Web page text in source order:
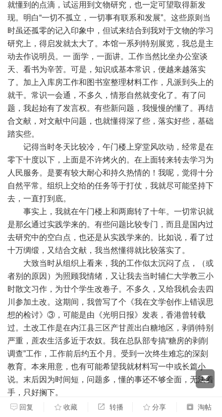
就懂到的点滴，试运用到文物研究，也一定可望取得新发
现。明白“一切不孤立，一切事有联系和发展”。这些原则当
时虽还孤零的记入印象中，但试来结合到我对于文物的学习
研究上，得启发就太大了。本馆一系列特别展览，我总是主
动去作说明员。一 面学，一面讲。工作当然比坐办公室谈
天、看书为辛苦。可是，知识或基本常识，便越来越落实
了。加上入库房工作和图书室整理材料工作，凡派到头上的
就干。常识一会通，不多久，情形自然就变化了。有了问
题，我起始有了发言权。有些新问题，我慢慢的懂了。再结
合文献，对文献中问题，也就懂得深了些，落实好些，基础
踏实些。
记得当时冬天比较冷，午门楼上穿堂风吹动，经常是在
零下十度以下，上面是不许烤火的。在上面转来转去学习为
人民服务。是要有较大耐心和持久热情的！我呢，觉得十分
自然平常。组织上交给的任务等于打仗，我就尽可能坚持下
去，一直打到底。
事实上，我就在午门楼上和两廊转了十年。一切常识就
是那幺通过实践学来的。有些问题比较专门，而且是国内过
去研究中的空白点，也还是从实践学来的。比如说，看了过
十万绸缎，又结合文献，我当然懂得就比较落实了。
大致当时从组织上看来，我的工作似太沉闷了点，（或
者别的原因）为照顾我情绪，又让我去当时辅仁大学教三小
时散文习作，为廿个学生改卷子。不多久，又给我机会去四
川参加土改。这期间，我曾写了个《我在文学创作上错误思
想的检讨》③，可能是由《光明日报》发表，香港曾转载
过。土改工作是在内江县三区产甘蔗出白糖地区，剥削特别
严重，蔗农生活多近于农奴。我在总队部专搞“糖房的剥削
调查”工作，工作前后约五个月。受到一次终生难忘的深刻
教育。本来用意，也有可能希望我就材料写一中或长篇小
说。末后因为时间短，问题多，懂的事还不够全面，无法着
手，只好搁下。
回到重庆，总队总结发言时，还曾让我就问题作廿分钟
回复 收藏 转播 分享 淘帖